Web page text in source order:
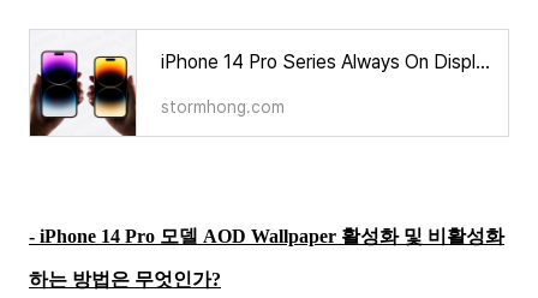
iPhone 14 Pro Series Always On Display 배경화면 활성화 및 비활성화 배터리 테스트 비교 정보 등장
stormhong.com
- iPhone 14 Pro 모델 AOD Wallpaper 활성화 및 비활성화
하는 방법은 무엇인가?